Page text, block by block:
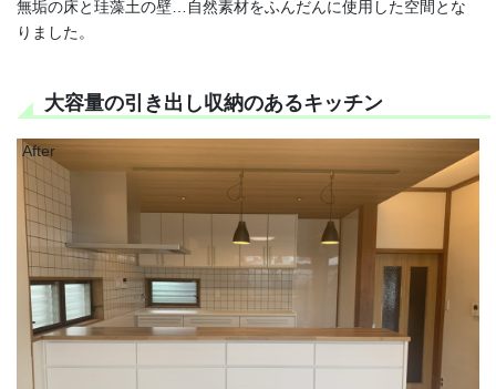
無垢の床と珪藻土の壁…自然素材をふんだんに使用した空間とな
りました。
大容量の引き出し収納のあるキッチン
After